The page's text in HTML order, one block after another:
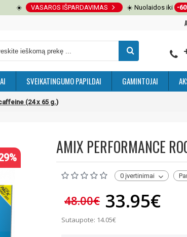
☀️ VASAROS IŠPARDAVIMAS ☀️ Nuolaidos iki -
SVEIKATINGUMO PAPILDAI GAMINTOJAI
(24 x 65 g.)
AMIX PERFORMANCE
0 įvertinimai
48.00€ 33.95€
Sutaupote: 14.05€